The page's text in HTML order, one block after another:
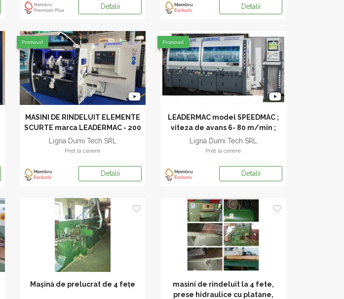
Detalii Detalii
MASINI DE RINDELUIT ELEMENTE
SCURTE marca LEADERMAC - 200
mm
Ligna Dumi Tech SRL
Pret la cerere
Detalii
Promovat
LEADERMAC model SPEEDMAC ;
viteza de avans 6- 80 m/min ;
latime 330 mm
Ligna Dumi Tech SRL
Pret la cerere
Detalii
Promovat
Maşină de prelucrat de 4 feţe
masini de rindeluit la 4 fete,
prese hidraulice cu platane,